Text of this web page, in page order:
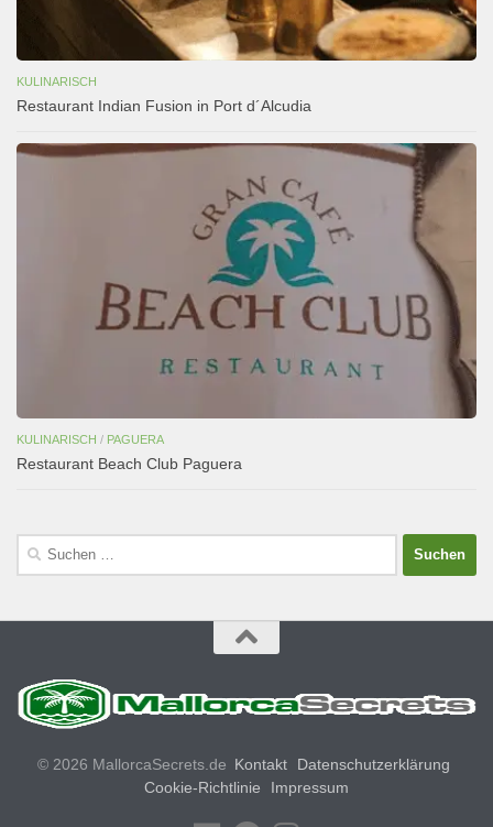
KULINARISCH
Restaurant Indian Fusion in Port d´Alcudia
KULINARISCH / PAGUERA
Restaurant Beach Club Paguera
Suchen
© 2026 MallorcaSecrets.de Kontakt
Datenschutzerklärung
Cookie-Richtlinie
Impressum